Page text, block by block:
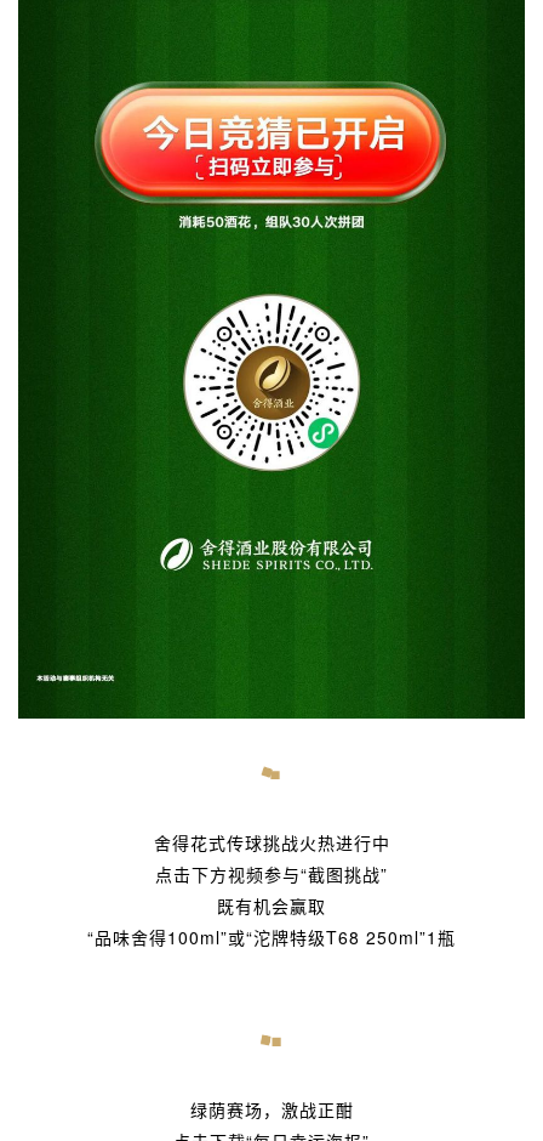
舍得花式传球挑战火热进行中
点击下方视频参与“截图挑战”
既有机会赢取
“品味舍得100ml”或“沱牌特级T68 250ml”1瓶
绿荫赛场，激战正酣